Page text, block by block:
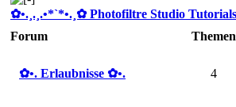
✿ •.¸.¸.•*`*•.¸✿ Photofiltre Studio
Forum
Themen
✿ •. Erlaubnisse ✿ •. 4